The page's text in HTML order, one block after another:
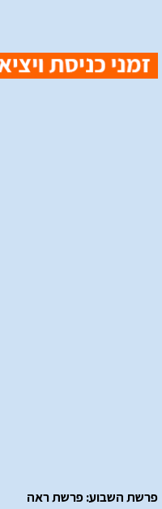
פרשת השבוע: פרשת ראה